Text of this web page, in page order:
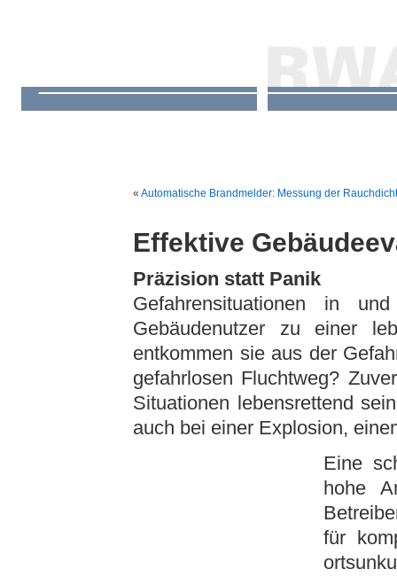
« Automatische Brandmelder: Messung der
Effektive
Präzision statt Panik
Gefahrensituationen in
Gebäudenutzer zu einer
entkommen sie aus der
gefahrlosen Fluchtweg?
Situationen lebensrettend
auch bei einer Explosion,
Eine
hohe
für